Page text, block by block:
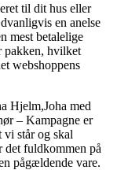
til dit hus eller
en anelse
mest betalelige
pakken, hvilket
webshoppens
Hjelm,Joha med
– Kampagne er
står og skal
det fuldkommen på
pågældende vare.